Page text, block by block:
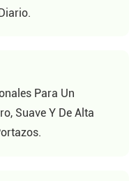
Para Un
Suave Y De Alta